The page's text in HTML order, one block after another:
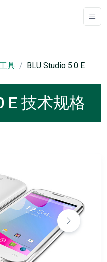
具 BLU Studio 5.0 E
E 技术规格